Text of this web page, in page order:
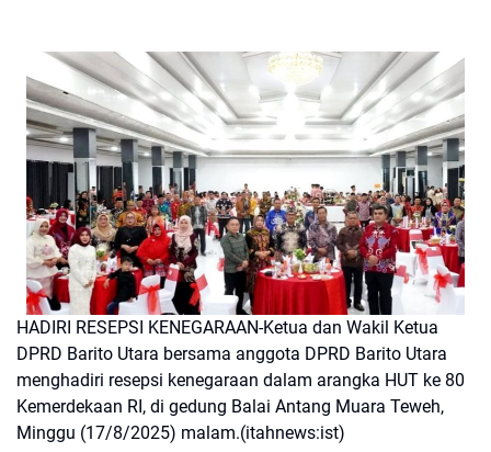
HADIRI RESEPSI KENEGARAAN-Ketua dan Wakil Ketua
DPRD Barito Utara bersama anggota DPRD Barito Utara
menghadiri resepsi kenegaraan dalam arangka HUT ke 80
Kemerdekaan RI, di gedung Balai Antang Muara Teweh,
Minggu (17/8/2025) malam.(itahnews:ist)